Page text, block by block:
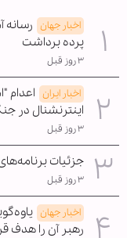
اخبار جهان رسانه
پرده برداشت
۳ روز قبل
اخبار ایران اعدام
اینترنشنال در جنگ‌های ۱۲
۳ روز قبل
جزئیات
۳ روز قبل
اخبار جهان
رهبر آن را هدف